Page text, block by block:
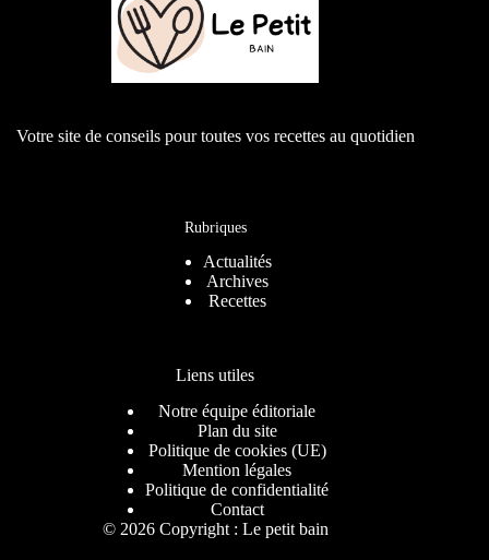
Votre site de conseils pour toutes vos recettes au quotidien
Rubriques
Actualités
Archives
Recettes
Liens utiles
Notre équipe éditoriale
Plan du site
Politique de cookies (UE)
Mention légales
Politique de confidentialité
Contact
© 2026 Copyright : Le petit bain